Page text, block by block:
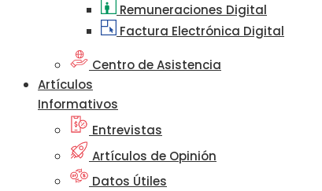
Remuneraciones Digital
Factura Electrónica Digital
Centro de Asistencia
Artículos
Informativos
Entrevistas
Artículos de Opinión
Datos Útiles